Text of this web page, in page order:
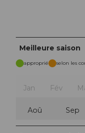
Meilleure saison
approprié selon les
Jan Fév
Aoû Sep